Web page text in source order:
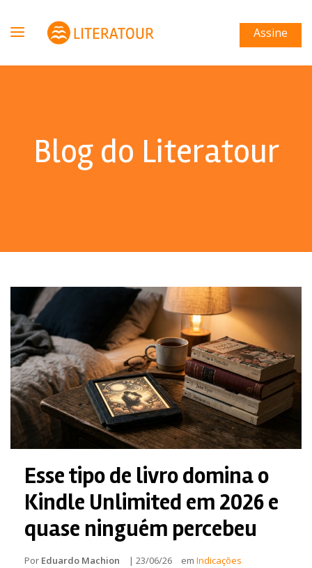
Assine
Blog do Literatour
Esse tipo de livro domina o
Kindle Unlimited em 2026 e
quase ninguém percebeu
Por Eduardo Machion | 23/06/26 em Indicações